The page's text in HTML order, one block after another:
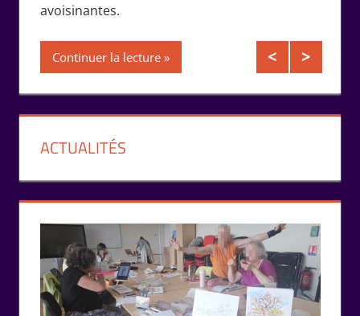
avoisinantes.
Continuer la lecture
ACTUALITÉS